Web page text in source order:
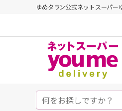
ゆめタウン公式ネットスーパー